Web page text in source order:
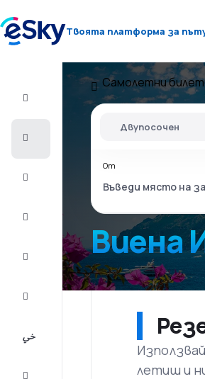
Твоята платформа за
Полет+Хотел
2026/27
Самолетни
Виена
Двупосочен
От
летиш и